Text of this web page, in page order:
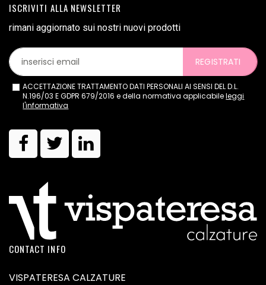
ISCRIVITI ALLA NEWSLETTER
rimani aggiornato sui nostri nuovi prodotti
REGISTRATI
ACCETTAZIONE TRATTAMENTO DATI PERSONALI AI SENSI DEL D.L.
N.196/03 E GDPR 679/2016 e della normativa applicabileleggi
l'informativa
CONTACT INFO
VISPATERESA CALZATURE